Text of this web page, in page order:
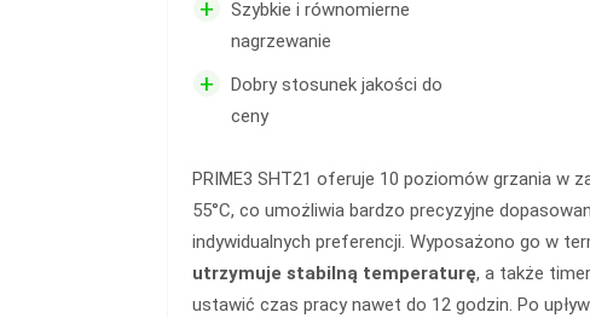
+
Szybkie i równomierne
nagrzewanie
+
Dobry stosunek jakości do
ceny
PRIME3 SHT21 oferuje 10 poziomów grzania w
55°C, co umożliwia bardzo precyzyjne
indywidualnych preferencji. Wyposażono go w
utrzymuje stabilną temperaturę, a także
ustawić czas pracy nawet do 12 godzin. Po